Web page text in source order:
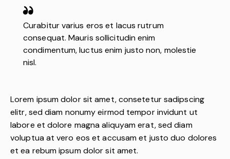
Curabitur varius eros et lacus rutrum
consequat. Mauris sollicitudin enim
condimentum, luctus enim justo non, molestie
nisl.
Lorem ipsum dolor sit amet, consetetur sadipscing
elitr, sed diam nonumy eirmod tempor invidunt ut
labore et dolore magna aliquyam erat, sed diam
voluptua at vero eos et accusam et justo duo dolores
et ea rebum ipsum dolor sit amet.